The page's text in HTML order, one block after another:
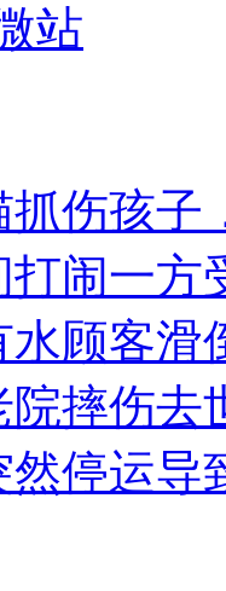
站
抓伤孩子
打闹一
水顾客
院摔伤去
然停运